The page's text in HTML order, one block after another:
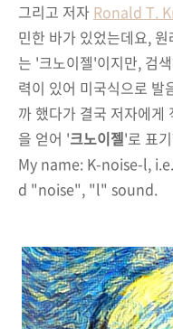
그리고 저자 Ronald T.
민한 바가 있었는데요,
는 '크노이젤'이지만, 검
력이 있어 미국식으로 발
까 했다가 결국 저자에게
을 얻어 '크노이젤'로 표
My name: K-noise-l,
d "noise", "l" sound.